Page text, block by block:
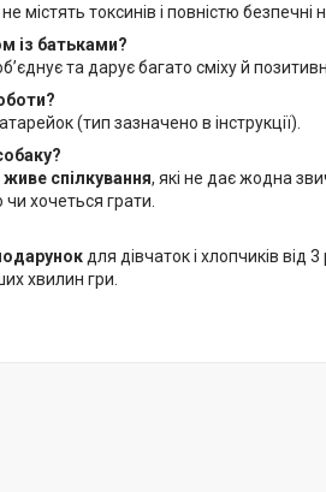
містять токсинів і повністю безпечні
із батьками?
та дарує багато сміху й
(тип зазначено в інструкції).
живе спілкування, які не дає жодна
хочеться грати.
для дівчаток і хлопчиків від
хвилин гри.